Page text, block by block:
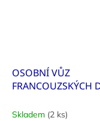
OSOBNÍ VŮZ
FRANCOUZSKÝCH
Skladem (2 ks)